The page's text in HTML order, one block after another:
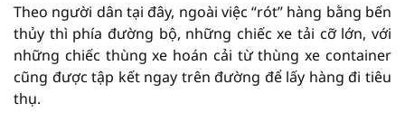
Theo người dân tại đây, ngoài việc “rót” hàng bằng bến
thủy thì phía đường bộ, những chiếc xe tải cỡ lớn, với
những chiếc thùng xe hoán cải từ thùng xe container
cũng được tập kết ngay trên đường để lấy hàng đi tiêu
thụ.